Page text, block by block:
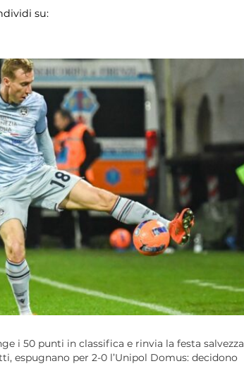
su:
i 50 punti in classifica e rinvia la festa salvezza
espugnano per 2-0 l’Unipol Domus: decidono